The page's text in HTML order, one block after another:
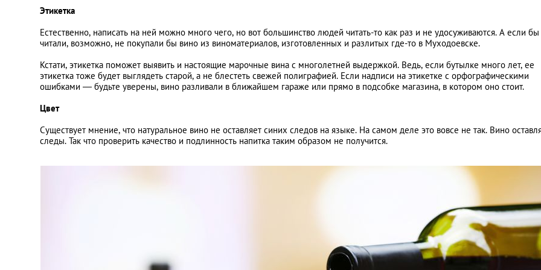
Этикетка
Естественно, написать на ней можно много чего, но вот большинство людей читать-то как раз и не удосуживаются. А если бы
читали, возможно, не покупали бы вино из виноматериалов, изготовленных и разлитых где-то в Муходоевске.
Кстати, этикетка поможет выявить и настоящие марочные вина с многолетней выдержкой. Ведь, если бутылке много лет, ее
этикетка тоже будет выглядеть старой, а не блестеть свежей полиграфией. Если надписи на этикетке с орфографическими
ошибками — будьте уверены, вино разливали в ближайшем гараже или прямо в подсобке магазина, в котором оно стоит.
Цвет
Существует мнение, что натуральное вино не оставляет синих следов на языке. На самом деле это вовсе не так. Вино
следы. Так что проверить качество и подлинность напитка таким образом не получится.